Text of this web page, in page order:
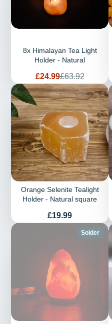
8x Himalayan Tea Light
Holder - Natural
Prix
de
vente
£24.99Prix
habituel
£63.92
Orange Selenite Tealight
Holder - Natural square
Prix
£19.99
Solder